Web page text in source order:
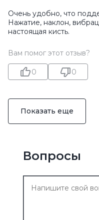
Очень удобно, что
Нажатие, наклон,
настоящая кисть.
Вам помог этот отзыв?
0 0
Показать еще
Вопросы